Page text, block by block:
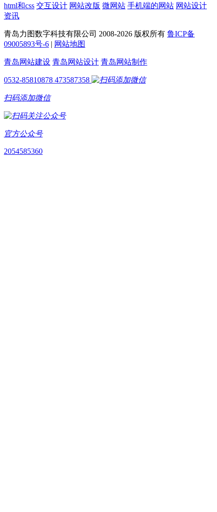
html和css 交互设计 网站改版 微网站 手机端的网站 网站设计
资讯
青岛力图数字科技有限公司 2008-2026 版权所有 鲁ICP备
09005893号-6 | 网站地图
青岛网站建设 青岛网站设计 青岛网站制作
0532-85810878 473587358
扫码添加微信
官方公众号
2054585360